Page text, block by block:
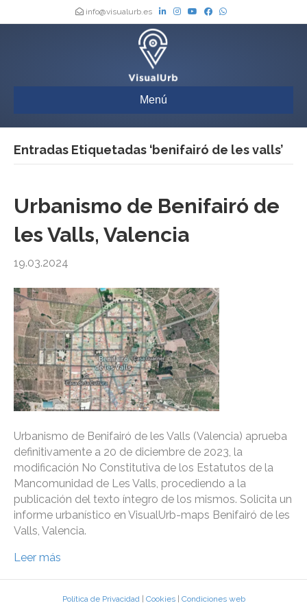
info@visualurb.es
Menú
Entradas Etiquetadas ‘benifairó de les valls’
Urbanismo de Benifairó de
les Valls, Valencia
19.03.2024
Urbanismo de Benifairó de les Valls (Valencia) aprueba
definitivamente a 20 de diciembre de 2023, la
modificación No Constitutiva de los Estatutos de la
Mancomunidad de Les Valls, procediendo a la
publicación del texto íntegro de los mismos. Solicita un
informe urbanístico en VisualUrb-maps Benifairó de les
Valls, Valencia.
Leer más
Política de Privacidad| Cookies| Condiciones web